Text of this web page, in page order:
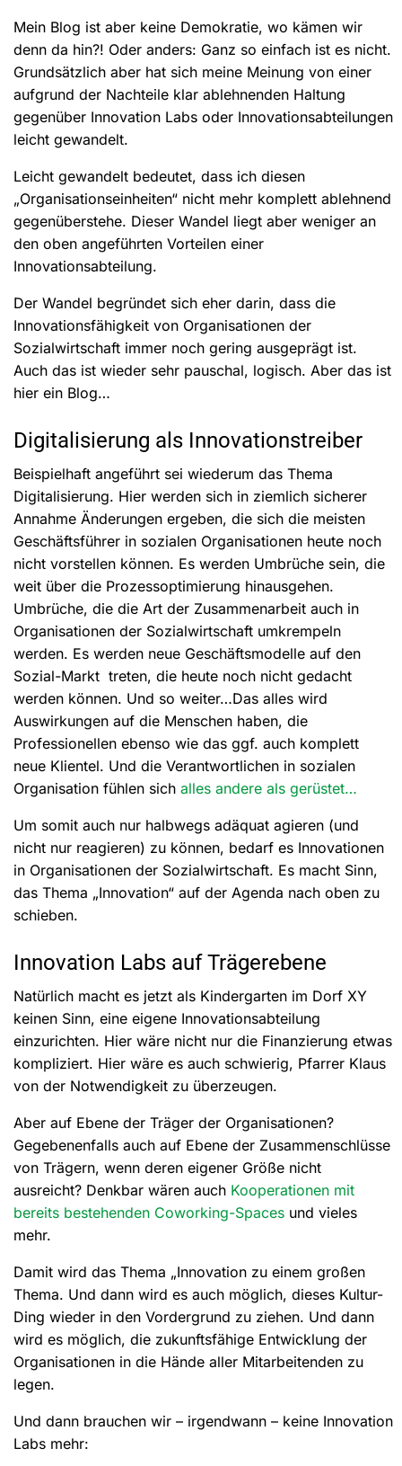
Mein Blog ist aber keine Demokratie, wo kämen wir
denn da hin?! Oder anders: Ganz so einfach ist es nicht.
Grundsätzlich aber hat sich meine Meinung von einer
aufgrund der Nachteile klar ablehnenden Haltung
gegenüber Innovation Labs oder Innovationsabteilungen
leicht gewandelt.
Leicht gewandelt bedeutet, dass ich diesen
„Organisationseinheiten“ nicht mehr komplett ablehnend
gegenüberstehe. Dieser Wandel liegt aber weniger an
den oben angeführten Vorteilen einer
Innovationsabteilung.
Der Wandel begründet sich eher darin, dass die
Innovationsfähigkeit von Organisationen der
Sozialwirtschaft immer noch gering ausgeprägt ist.
Auch das ist wieder sehr pauschal, logisch. Aber das ist
hier ein Blog…
Digitalisierung als Innovationstreiber
Beispielhaft angeführt sei wiederum das Thema
Digitalisierung. Hier werden sich in ziemlich sicherer
Annahme Änderungen ergeben, die sich die meisten
Geschäftsführer in sozialen Organisationen heute noch
nicht vorstellen können. Es werden Umbrüche sein, die
weit über die Prozessoptimierung hinausgehen.
Umbrüche, die die Art der Zusammenarbeit auch in
Organisationen der Sozialwirtschaft umkrempeln
werden. Es werden neue Geschäftsmodelle auf den
Sozial-Markt treten, die heute noch nicht gedacht
werden können. Und so weiter…Das alles wird
Auswirkungen auf die Menschen haben, die
Professionellen ebenso wie das ggf. auch komplett
neue Klientel. Und die Verantwortlichen in sozialen
Organisation fühlen sich alles andere als gerüstet…
Um somit auch nur halbwegs adäquat agieren (und
nicht nur reagieren) zu können, bedarf es Innovationen
in Organisationen der Sozialwirtschaft. Es macht Sinn,
das Thema „Innovation“ auf der Agenda nach oben zu
schieben.
Innovation Labs auf Trägerebene
Natürlich macht es jetzt als Kindergarten im Dorf XY
keinen Sinn, eine eigene Innovationsabteilung
einzurichten. Hier wäre nicht nur die Finanzierung etwas
kompliziert. Hier wäre es auch schwierig, Pfarrer Klaus
von der Notwendigkeit zu überzeugen.
Aber auf Ebene der Träger der Organisationen?
Gegebenenfalls auch auf Ebene der Zusammenschlüsse
von Trägern, wenn deren eigener Größe nicht
ausreicht? Denkbar wären auch Kooperationen mit
bereits bestehenden Coworking-Spaces und vieles
mehr.
Damit wird das Thema „Innovation zu einem großen
Thema. Und dann wird es auch möglich, dieses Kultur-
Ding wieder in den Vordergrund zu ziehen. Und dann
wird es möglich, die zukunftsfähige Entwicklung der
Organisationen in die Hände aller Mitarbeitenden zu
legen.
Und dann brauchen wir – irgendwann – keine Innovation
Labs mehr: